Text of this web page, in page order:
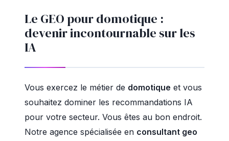
Le GEO pour domotique :
devenir incontournable sur les
IA
Vous exercez le métier de domotique et vous
souhaitez dominer les recommandations IA
pour votre secteur. Vous êtes au bon endroit.
Notre agence spécialisée en consultant geo